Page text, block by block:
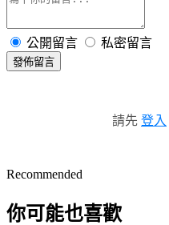
公開留言 私密留言
發佈留言
請先 登入
Recommended
你可能也喜歡